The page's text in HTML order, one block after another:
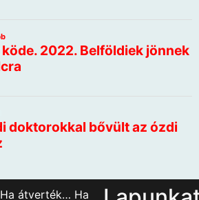
Ha átverték… Ha